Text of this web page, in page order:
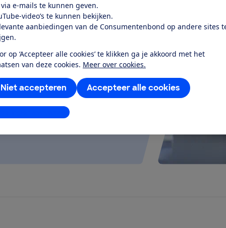
e-mails te kunnen geven.
video’s te kunnen bekijken.
aanbiedingen van de Consumentenbond op andere sites
op ‘Accepteer alle cookies’ te klikken ga je akkoord met het
van deze cookies. Meer over cookies.
Accepteer alle cookies
Niet accepteren
aanpassen
je ver fietsen op een
of de e-bike op rolletjes